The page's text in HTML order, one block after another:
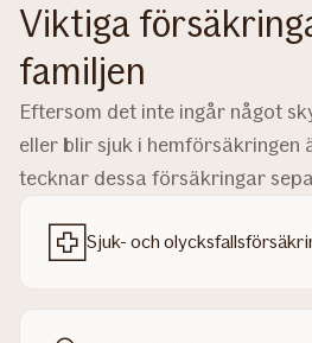
Viktiga
familjen
Eftersom det inte ingår något
eller blir sjuk i hemförsäkringen
tecknar dessa försäkringar
Sjuk- och